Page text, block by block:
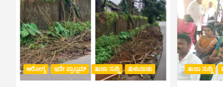
ಆರೋಗ್ಯ ಇದೇ ಪ್ರಾಬ್ಲಮ್ ತಾಜಾ ಸುದ್ದಿ ತುಳುನಾಡು ತಾಜಾ ಸುದ್ದಿ